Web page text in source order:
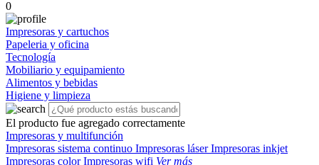
0
Impresoras y cartuchos
Papeleria y oficina
Tecnología
Mobiliario y equipamiento
Alimentos y bebidas
Higiene y limpieza
El producto fue agregado correctamente
Impresoras y multifunción
Impresoras sistema continuo Impresoras láserImpresoras inkjet
Impresoras colorImpresoras wifi Ver más